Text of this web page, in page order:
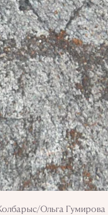
Ольга Гумирова